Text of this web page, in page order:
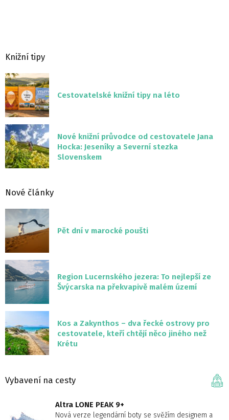
Knižní tipy
Cestovatelské knižní tipy na léto
Nové knižní průvodce od cestovatele Jana
Hocka: Jeseníky a Severní stezka
Slovenskem
Nové články
Pět dní v marocké poušti
Region Lucernského jezera: To nejlepší ze
Švýcarska na překvapivě malém území
Kos a Zakynthos – dva řecké ostrovy pro
cestovatele, kteří chtějí něco jiného než
Krétu
Vybavení na cesty
Altra LONE PEAK 9+
Nová verze legendární boty se svěžím designem a